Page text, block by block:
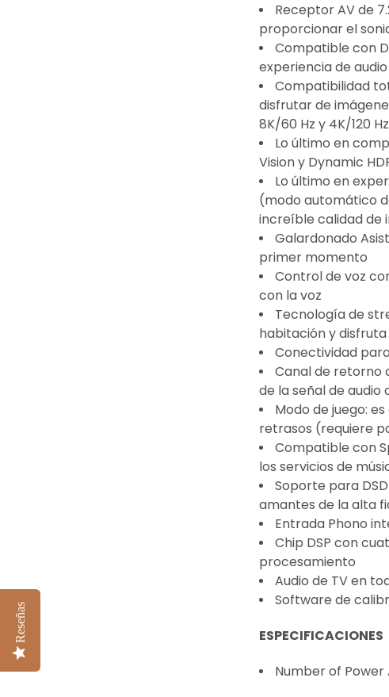
Receptor AV de
proporcionar el
Compatible con
experiencia de
Compatibilidad
disfrutar de
8K/60 Hz y 4K/120
Lo último en
Vision y Dynamic
Lo último en
(modo automático
increíble calidad de
Galardonado
primer momento
Control de voz
con la voz
Tecnología de
habitación y
Conectividad
Canal de retorno
de la señal de audio
Modo de juego:
retrasos (requiere
Compatible con
los servicios de
Soporte para
amantes de la alta
Entrada Phono
Chip DSP con
procesamiento
Audio de TV en
Software de
ESPECIFICACIONES
Number of Power
Reseñas